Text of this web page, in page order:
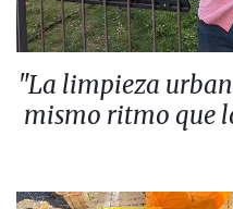
"La limpieza
mismo ritmo que